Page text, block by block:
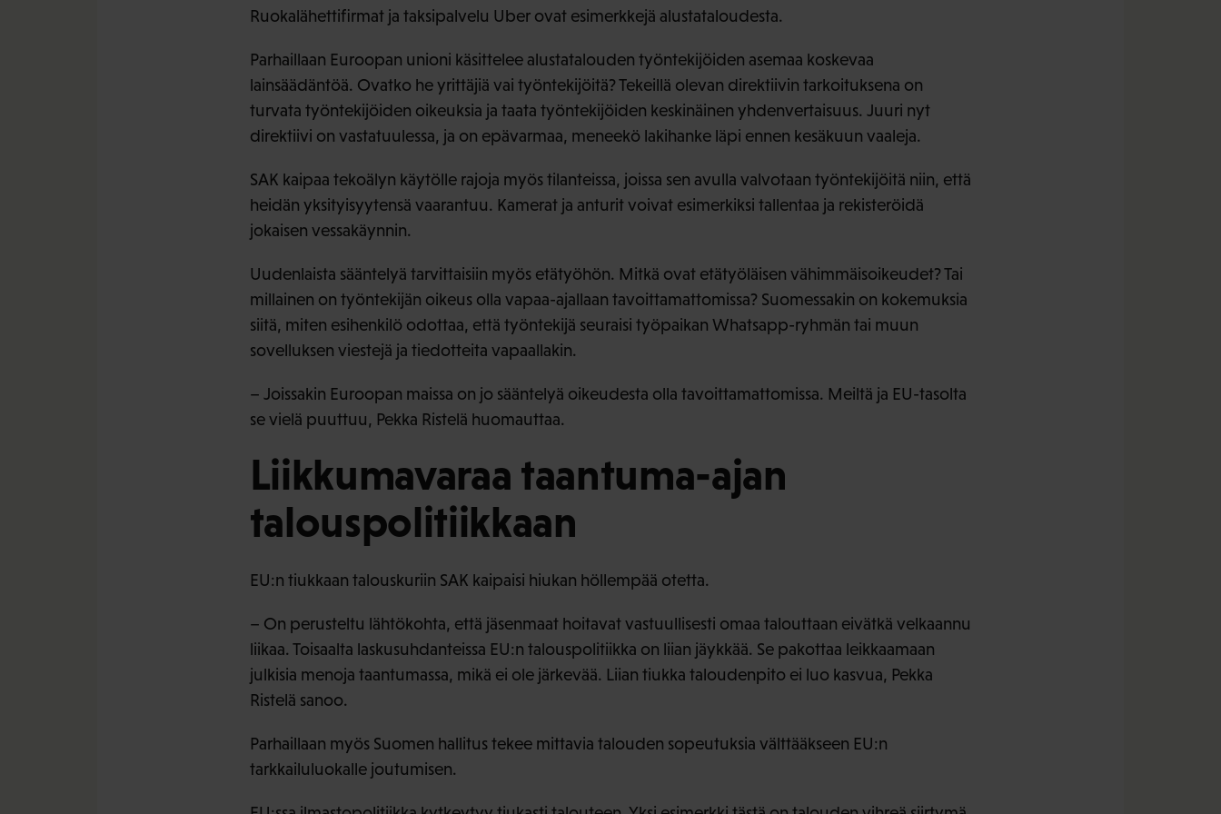
Ruokalähettifirmat ja taksipalvelu Uber ovat esimerkkejä alustataloudesta.
Parhaillaan Euroopan unioni käsittelee alustatalouden työntekijöiden asemaa koskevaa
lainsäädäntöä. Ovatko he yrittäjiä vai työntekijöitä? Tekeillä olevan direktiivin tarkoituksena on
turvata työntekijöiden oikeuksia ja taata työntekijöiden keskinäinen yhdenvertaisuus. Juuri nyt
direktiivi on vastatuulessa, ja on epävarmaa, meneekö lakihanke läpi ennen kesäkuun vaaleja.
SAK kaipaa tekoälyn käytölle rajoja myös tilanteissa, joissa sen avulla valvotaan työntekijöitä niin, että
heidän yksityisyytensä vaarantuu. Kamerat ja anturit voivat esimerkiksi tallentaa ja rekisteröidä
jokaisen vessakäynnin.
Uudenlaista sääntelyä tarvittaisiin myös etätyöhön. Mitkä ovat etätyöläisen vähimmäisoikeudet? Tai
millainen on työntekijän oikeus olla vapaa-ajallaan tavoittamattomissa? Suomessakin on kokemuksia
siitä, miten esihenkilö odottaa, että työntekijä seuraisi työpaikan Whatsapp-ryhmän tai muun
sovelluksen viestejä ja tiedotteita vapaallakin.
– Joissakin Euroopan maissa on jo sääntelyä oikeudesta olla tavoittamattomissa. Meiltä ja EU-tasolta
se vielä puuttuu, Pekka Ristelä huomauttaa.
Liikkumavaraa taantuma-ajan
talouspolitiikkaan
EU:n tiukkaan talouskuriin SAK kaipaisi hiukan höllempää otetta.
– On perusteltu lähtökohta, että jäsenmaat hoitavat vastuullisesti omaa talouttaan eivätkä velkaannu
liikaa. Toisaalta laskusuhdanteissa EU:n talouspolitiikka on liian jäykkää. Se pakottaa leikkaamaan
julkisia menoja taantumassa, mikä ei ole järkevää. Liian tiukka taloudenpito ei luo kasvua, Pekka
Ristelä sanoo.
Parhaillaan myös Suomen hallitus tekee mittavia talouden sopeutuksia välttääkseen EU:n
tarkkailuluokalle joutumisen.